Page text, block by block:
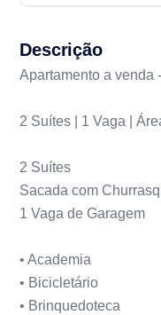
Descrição
Apartamento a venda
2 Suítes | 1 Vaga |
2 Suítes
Sacada com
1 Vaga de Garagem
• Academia
• Bicicletário
• Brinquedoteca